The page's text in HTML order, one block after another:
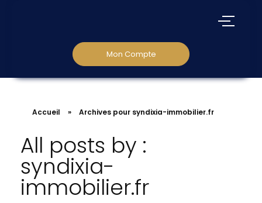
Mon Compte
Accueil » Archives pour syndixia-immobilier.fr
All posts by :
syndixia-
immobilier.fr